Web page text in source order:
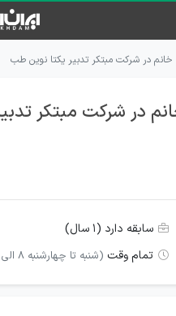
در شرکت مبتکر تدبیر یکتا نوین طب
در شرکت مبتکر
سابقه دارد (۱ سال)
تمام وقت (شنبه تا چهارشنبه 8 الی 17:30)